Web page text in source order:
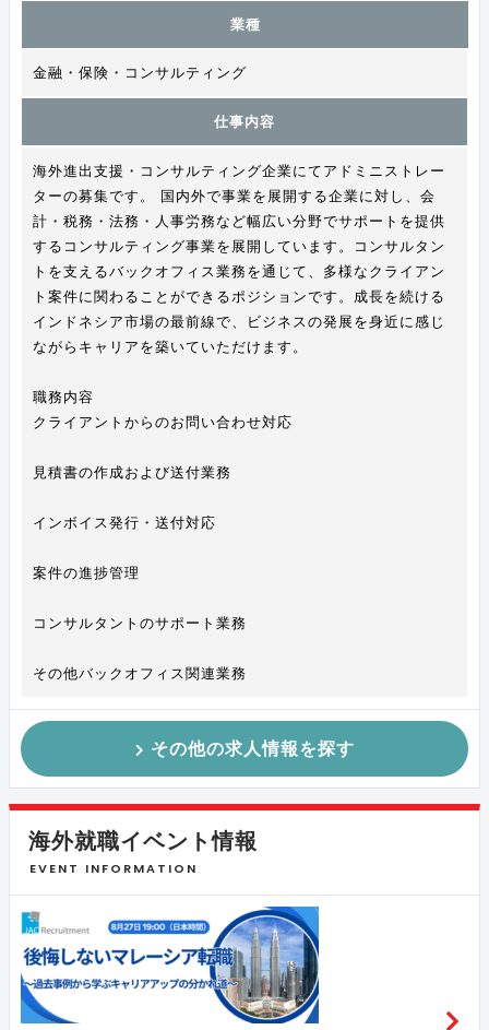
業種
金融・保険・コンサルティング
仕事内容
海外進出支援・コンサルティング企業にてアドミニストレー
ターの募集です。 国内外で事業を展開する企業に対し、会
計・税務・法務・人事労務など幅広い分野でサポートを提供
するコンサルティング事業を展開しています。コンサルタン
トを支えるバックオフィス業務を通じて、多様なクライアン
ト案件に関わることができるポジションです。成長を続ける
インドネシア市場の最前線で、ビジネスの発展を身近に感じ
ながらキャリアを築いていただけます。
職務内容
クライアントからのお問い合わせ対応
見積書の作成および送付業務
インボイス発行・送付対応
案件の進捗管理
コンサルタントのサポート業務
その他バックオフィス関連業務
その他の求人情報を探す
海外就職イベント情報
EVENT INFORMATION